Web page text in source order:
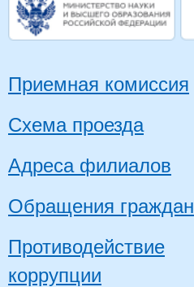
Приемная комиссия
Схема проезда
Адреса филиалов
Обращения граждан
Противодействие
коррупции